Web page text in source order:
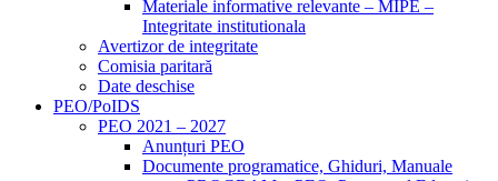
Materiale informative relevante – MIPE –
Integritate institutionala
Avertizor de integritate
Comisia paritară
Date deschise
PEO/PoIDS
PEO 2021 – 2027
Anunțuri PEO
Documente programatice, Ghiduri, Manuale